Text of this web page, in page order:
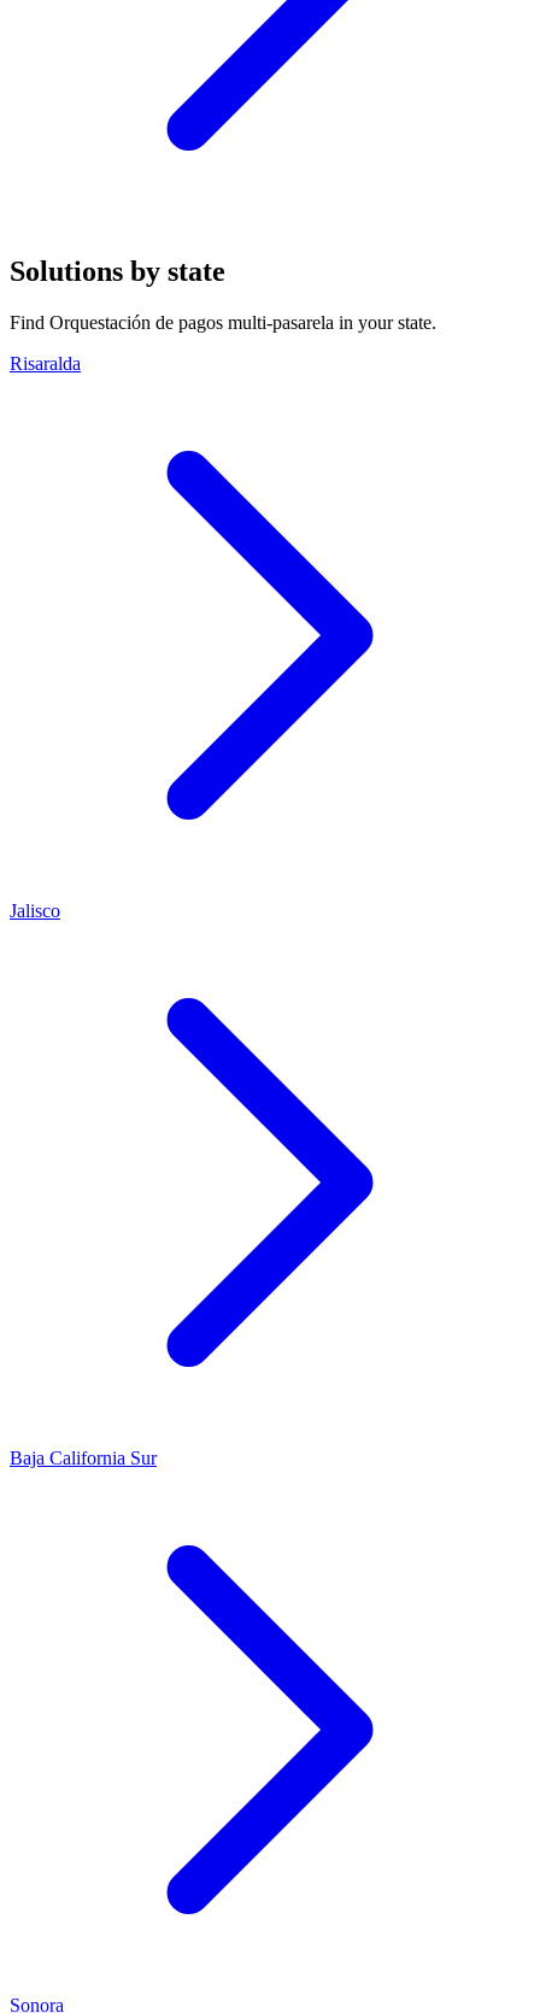
Solutions by state
Find Orquestación de pagos multi-pasarela in your state.
Risaralda
Jalisco
Baja California Sur
Sonora